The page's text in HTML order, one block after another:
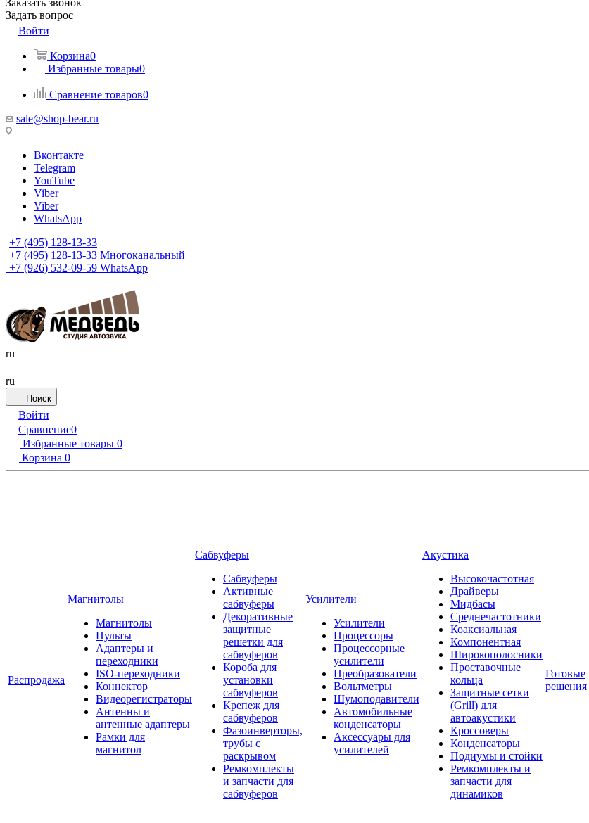
Заказать звонок
Задать вопрос
Войти
Корзина0
Избранные товары0
Сравнение товаров0
sale@shop-bear.ru
Вконтакте
Telegram
YouTube
Viber
Viber
WhatsApp
+7 (495) 128-13-33
+7 (495) 128-13-33 Многоканальный
+7 (926) 532-09-59 WhatsApp
ru
ru
Поиск
Войти
Сравнение0
Избранные товары 0
Корзина 0
Распродажа
Магнитолы
Магнитолы
Пульты
Адаптеры и
переходники
ISO-переходники
Коннектор
Видеорегистраторы
Антенны и
антенные адаптеры
Рамки для
магнитол
Сабвуферы
Сабвуферы
Активные
сабвуферы
Декоративные
защитные
решетки для
сабвуферов
Короба для
установки
сабвуферов
Крепеж для
сабвуферов
Фазоинверторы,
трубы с
раскрывом
Ремкомплекты
и запчасти для
сабвуферов
Усилители
Усилители
Процессоры
Процессорные
усилители
Преобразователи
Вольтметры
Шумоподавители
Автомобильные
конденсаторы
Аксессуары для
усилителей
Акустика
Высокочастотная
Драйверы
Мидбасы
Среднечастотники
Коаксиальная
Компонентная
Широкополосники
Проставочные
кольца
Защитные сетки
(Grill) для
автоакустики
Кроссоверы
Конденсаторы
Подиумы и стойки
Ремкомплекты и
запчасти для
динамиков
Готовые
решения